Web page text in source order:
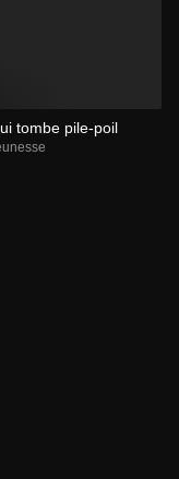
tombe pile-poil